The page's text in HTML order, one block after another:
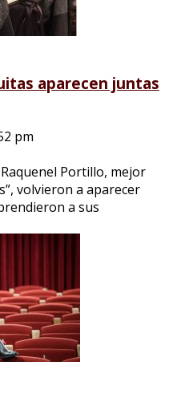
aparecen juntas
pm
Portillo, mejor
volvieron a aparecer
a sus